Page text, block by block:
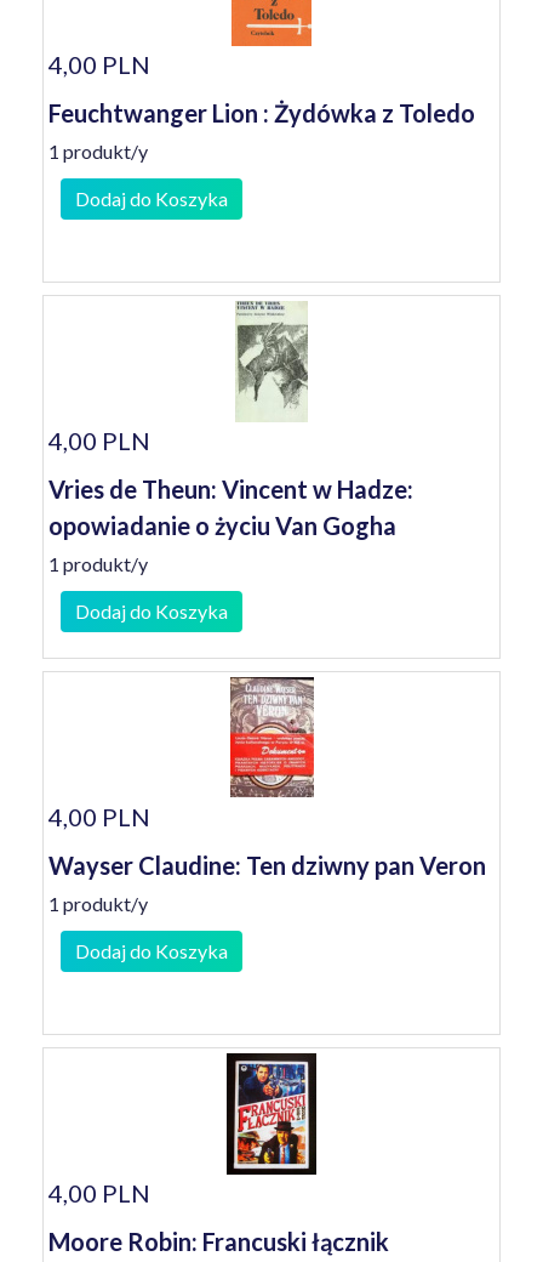
4,00 PLN
Feuchtwanger Lion : Żydówka z Toledo
1 produkt/y
Dodaj do Koszyka
4,00 PLN
Vries de Theun: Vincent w Hadze:
opowiadanie o życiu Van Gogha
1 produkt/y
Dodaj do Koszyka
4,00 PLN
Wayser Claudine: Ten dziwny pan Veron
1 produkt/y
Dodaj do Koszyka
4,00 PLN
Moore Robin: Francuski łącznik